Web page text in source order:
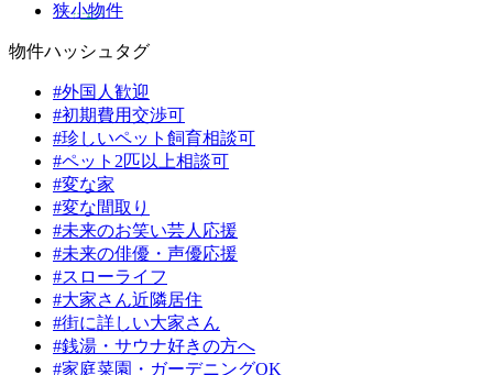
狭小物件
物件ハッシュタグ
#外国人歓迎
#初期費用交渉可
#珍しいペット飼育相談可
#ペット2匹以上相談可
#変な家
#変な間取り
#未来のお笑い芸人応援
#未来の俳優・声優応援
#スローライフ
#大家さん近隣居住
#街に詳しい大家さん
#銭湯・サウナ好きの方へ
#家庭菜園・ガーデニングOK